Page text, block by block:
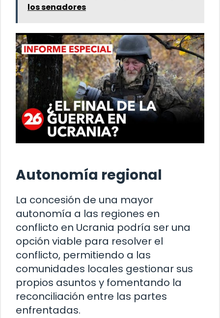
los senadores
Autonomía regional
La concesión de una mayor
autonomía a las regiones en
conflicto en Ucrania podría ser una
opción viable para resolver el
conflicto, permitiendo a las
comunidades locales gestionar sus
propios asuntos y fomentando la
reconciliación entre las partes
enfrentadas.